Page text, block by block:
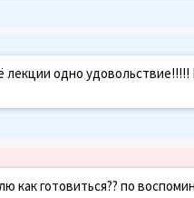
одно
как готовиться?? по